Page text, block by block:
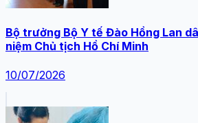
Bộ trưởng Bộ Y tế Đào Hồng Lan
niệm Chủ tịch Hồ Chí Minh
10/07/2026